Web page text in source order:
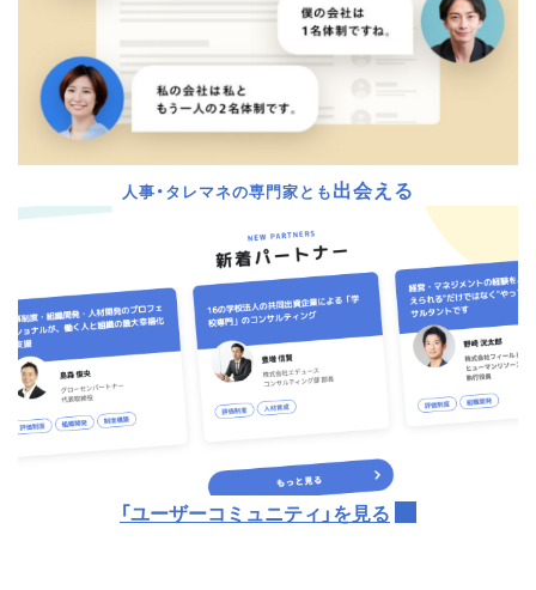
人事・タレマネの専門家とも出会える
「ユーザーコミュニティ」を見る